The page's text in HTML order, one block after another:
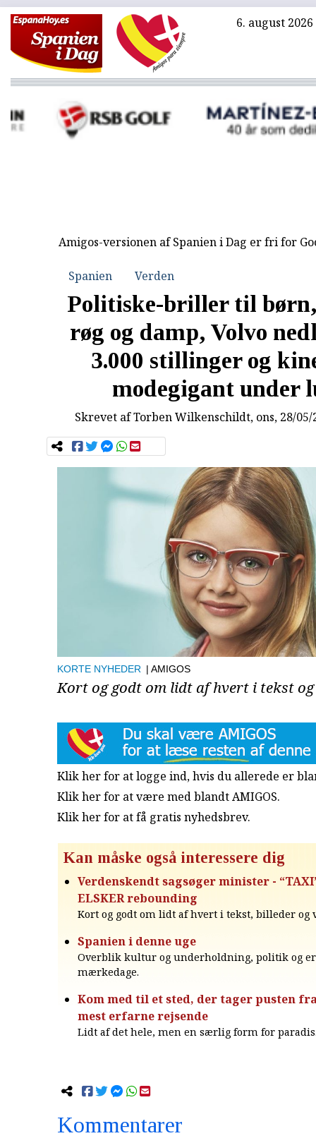
6. august 2026
Amigos-versionen af Spanien i Dag er fri for
Spanien Verden
Politiske-briller til
røg og damp, Volvo
3.000 stillinger og
modegigant under
Skrevet afTorben Wilkenschildt, ons, 28/
KORTE NYHEDER | AMIGOS
Kort og godt om lidt af hvert i tekst
Klik her for at logge ind, hvis du allerede er
Klik her for at være med blandt AMIGOS.
Klik her for at få gratis nyhedsbrev.
Kan måske også interessere dig
Verdenskendt sagsøger minister -
ELSKER rebounding
Kort og godt om lidt af hvert i tekst, billeder og
Spanien i denne uge
Overblik kultur og underholdning, politik og
mærkedage.
Kom med til et sted, der tager pusten
mest erfarne rejsende
Lidt af det hele, men en særlig form for
Kommentarer